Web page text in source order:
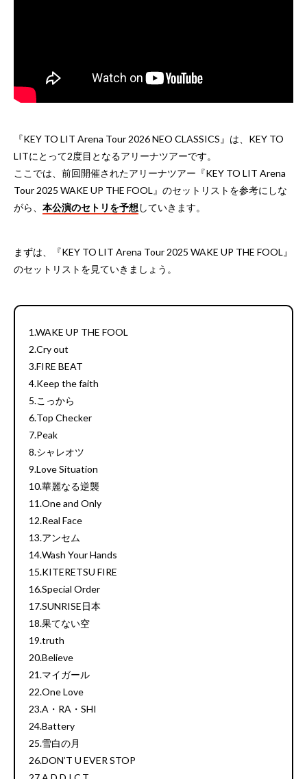
『KEY TO LIT Arena Tour 2026 NEO CLASSICS』は、KEY TO
LITにとって2度目となるアリーナツアーです。
ここでは、前回開催されたアリーナツアー『KEY TO LIT Arena
Tour 2025 WAKE UP THE FOOL』のセットリストを参考にしな
がら、 本公演のセトリを予想 していきます。
まずは、『KEY TO LIT Arena Tour 2025 WAKE UP THE FOOL』
のセットリストを見ていきましょう。
1.WAKE UP THE FOOL
2.Cry out
3.FIRE BEAT
4.Keep the faith
5.こっから
6.Top Checker
7.Peak
8.シャレオツ
9.Love Situation
10.華麗なる逆襲
11.One and Only
12.Real Face
13.アンセム
14.Wash Your Hands
15.KITERETSU FIRE
16.Special Order
17.SUNRISE日本
18.果てない空
19.truth
20.Believe
21.マイガール
22.One Love
23.A・RA・SHI
24.Battery
25.雪白の月
26.DON’T U EVER STOP